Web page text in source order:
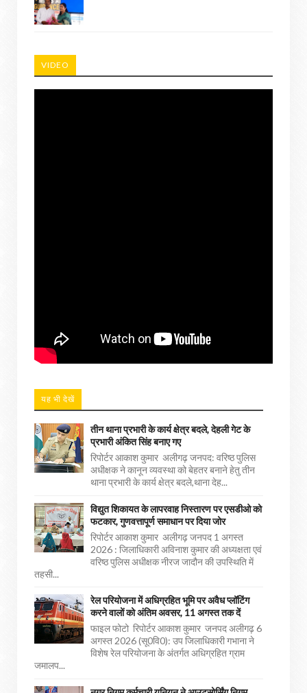
VIDEO
यह भी देखें
तीन थाना प्रभारी के कार्य क्षेत्र बदले, देहली गेट के
प्रभारी अंकित सिंह बनाए गए
रिपोर्टर आकाश कुमार अलीगढ़ जनपद: वरिष्ठ पुलिस
अधीक्षक ने कानून व्यवस्था को बेहतर बनाने हेतु तीन
थाना प्रभारी के कार्य क्षेत्र बदले,थाना देह...
विद्युत शिकायत के लापरवाह निस्तारण पर एसडीओ को
फटकार, गुणवत्तापूर्ण समाधान पर दिया जोर
रिपोर्टर आकाश कुमार अलीगढ़ जनपद 1 अगस्त
2026 : जिलाधिकारी अविनाश कुमार की अध्यक्षता एवं
वरिष्ठ पुलिस अधीक्षक नीरज जादौन की उपस्थिति में
तहसी...
रेल परियोजना में अधिग्रहित भूमि पर अवैध प्लॉटिंग
करने वालों को अंतिम अवसर, 11 अगस्त तक दें
फाइल फोटो रिपोर्टर आकाश कुमार जनपद अलीगढ़ 6
अगस्त 2026 (सू0वि0): उप जिलाधिकारी गभाना ने
विशेष रेल परियोजना के अंतर्गत अधिग्रहित ग्राम
जमालप...